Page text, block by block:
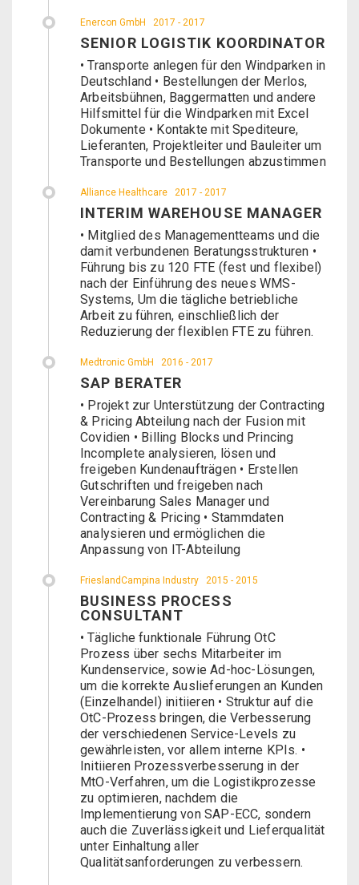
Enercon GmbH 2017 - 2017
SENIOR LOGISTIK KOORDINATOR
• Transporte anlegen für den Windparken in
Deutschland • Bestellungen der Merlos,
Arbeitsbühnen, Baggermatten und andere
Hilfsmittel für die Windparken mit Excel
Dokumente • Kontakte mit Spediteure,
Lieferanten, Projektleiter und Bauleiter um
Transporte und Bestellungen abzustimmen
Alliance Healthcare 2017 - 2017
INTERIM WAREHOUSE MANAGER
• Mitglied des Managementteams und die
damit verbundenen Beratungsstrukturen •
Führung bis zu 120 FTE (fest und flexibel)
nach der Einführung des neues WMS-
Systems, Um die tägliche betriebliche
Arbeit zu führen, einschließlich der
Reduzierung der flexiblen FTE zu führen.
Medtronic GmbH 2016 - 2017
SAP BERATER
• Projekt zur Unterstützung der Contracting
& Pricing Abteilung nach der Fusion mit
Covidien • Billing Blocks und Princing
Incomplete analysieren, lösen und
freigeben Kundenaufträgen • Erstellen
Gutschriften und freigeben nach
Vereinbarung Sales Manager und
Contracting & Pricing • Stammdaten
analysieren und ermöglichen die
Anpassung von IT-Abteilung
FrieslandCampina Industry 2015 - 2015
BUSINESS PROCESS
CONSULTANT
• Tägliche funktionale Führung OtC
Prozess über sechs Mitarbeiter im
Kundenservice, sowie Ad-hoc-Lösungen,
um die korrekte Auslieferungen an Kunden
(Einzelhandel) initiieren • Struktur auf die
OtC-Prozess bringen, die Verbesserung
der verschiedenen Service-Levels zu
gewährleisten, vor allem interne KPIs. •
Initiieren Prozessverbesserung in der
MtO-Verfahren, um die Logistikprozesse
zu optimieren, nachdem die
Implementierung von SAP-ECC, sondern
auch die Zuverlässigkeit und Lieferqualität
unter Einhaltung aller
Qualitätsanforderungen zu verbessern.